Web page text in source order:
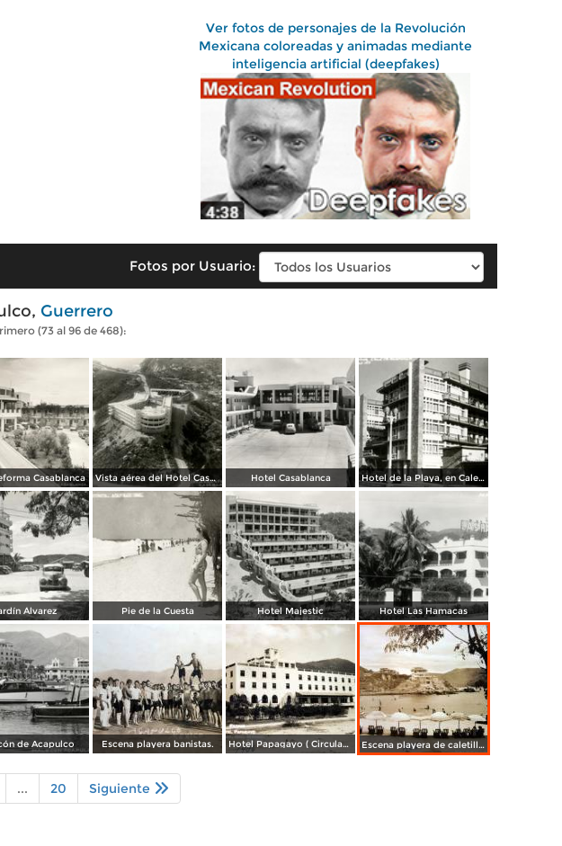
Ver fotos de personajes de la Revolución
Mexicana coloreadas y animadas mediante
inteligencia artificial (deepfakes)
Fotos por Usuario:
Guerrero
(73 al 96 de 468):
Casablanca Vista aérea del Hotel Casablanca Hotel Casablanca Hotel de la Playa, en Caleta
Álvarez Pie de la Cuesta Hotel Majestic Hotel Las Hamacas
de Acapulco Escena playera banistas. Hotel Papagayo ( Circulada en 1946 ). Escena playera de caletilla( Circulada en 1946 ).
... 20 Siguiente